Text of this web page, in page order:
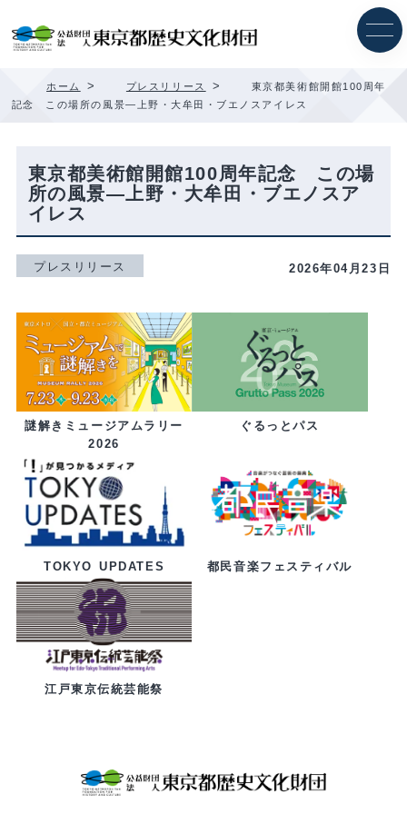
ッ
ホーム > プレスリリース >
東京都美術館開館100周年
記念 この場所の風景―上野・大牟田・ブエノスアイレス
東京都美術館開館100周年記念 この場
所の風景―上野・大牟田・ブエノスア
イレス
プレスリリース 2026年04月23日
謎解きミュージアムラリー
2026
ぐるっとパス
TOKYO UPDATES 都民音楽フェスティバル
江戸東京伝統芸能祭